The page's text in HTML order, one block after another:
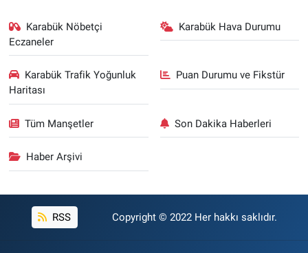
Karabük Nöbetçi
Eczaneler
Karabük Hava Durumu
Karabük Trafik Yoğunluk
Haritası
Puan Durumu ve Fikstür
Tüm Manşetler Son Dakika Haberleri
Haber Arşivi
RSS Copyright © 2022 Her hakkı saklıdır.